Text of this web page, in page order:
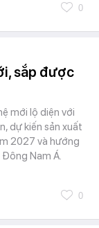
0
sắp được
mới lộ diện với
dự kiến sản xuất
2027 và hướng
Nam Á.
0